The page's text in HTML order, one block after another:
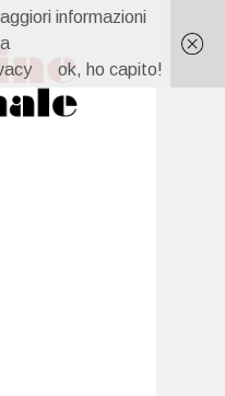
La prossima settimana al cinema
Ted Lasso torna per raccontare il calcio femminile. E ha più senso di quanto pensiate
Gillian Anderson oltre X-Files: 5 film da vedere prima di “Camp Miasma”
Un Posto al Sole, anticipazioni 7 agosto: Clara scopre tutto
informazioni
ok, ho capito!